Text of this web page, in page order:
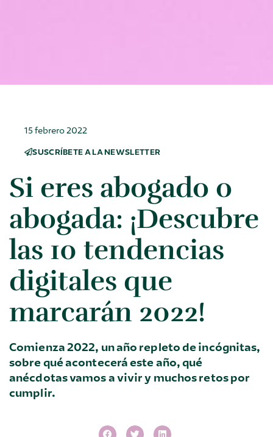
15 febrero 2022
SUSCRÍBETE A LA NEWSLETTER
Si eres abogado o
abogada: ¡Descubre
las 10 tendencias
digitales que
marcarán 2022!
Comienza 2022, un año repleto de incógnitas,
sobre qué acontecerá este año, qué
anécdotas vamos a vivir y muchos retos por
cumplir.